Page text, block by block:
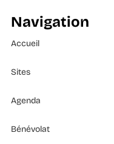
Navigation
Accueil
Sites
Agenda
Bénévolat